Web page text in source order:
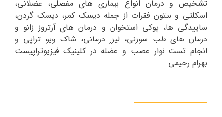
تشخیص و درمان انواع بیماری های مفصلی، عضلانی،
اسکلتی و ستون فقرات از جمله دیسک کمر، دیسک گردن،
ساییدگی ها، پوکی استخوان و درمان های آرتروز زانو و
درمان های طب سوزنی، لیزر درمانی، شاک ویو تراپی و
انجام تست نوار عصب و عضله در کلینیک فیزیوتراپیست
بهرام رحیمی